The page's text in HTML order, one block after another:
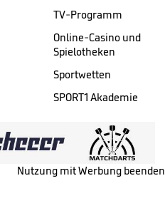
TV-Programm
Online-Casino und
Spielotheken
Sportwetten
SPORT1 Akademie
Nutzung mit Werbung beenden